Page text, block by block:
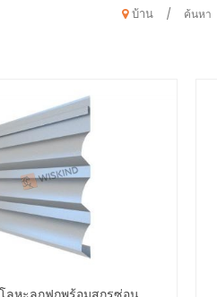
บ้าน / ค้นหา